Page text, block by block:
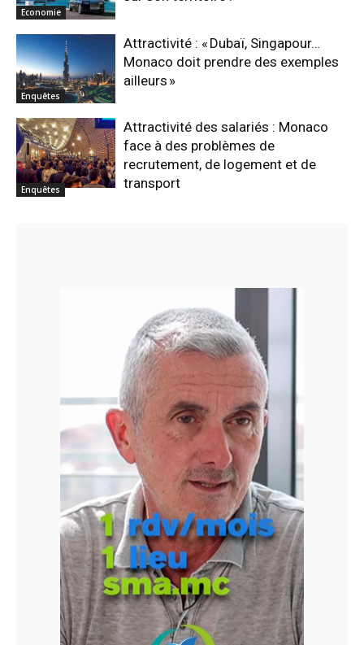
Economie
Enquêtes
Attractivité : « Dubaï, Singapour…
Monaco doit prendre des exemples
ailleurs »
Enquêtes
Attractivité des salariés : Monaco
face à des problèmes de
recrutement, de logement et de
transport